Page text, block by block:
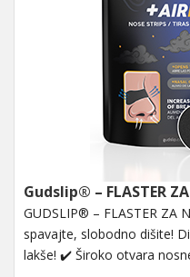
Gudslip® – FLASTER
GUDSLIP® – FLASTER ZA
spavajte, slobodno dišite!
lakše! ✔️ Široko otvara